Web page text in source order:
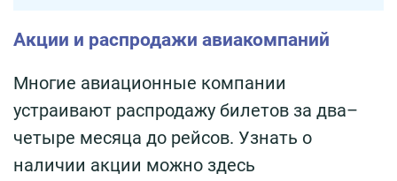
Акции и распродажи авиакомпаний
Многие авиационные компании
устраивают распродажу билетов за два–
четыре месяца до рейсов. Узнать о
наличии акции можно здесь